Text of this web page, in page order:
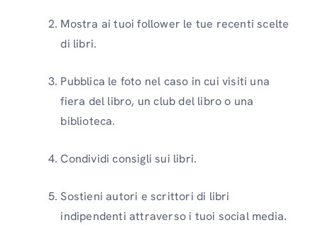
Mostra ai tuoi follower le tue recenti scelte
di libri.
Pubblica le foto nel caso in cui visiti una
fiera del libro, un club del libro o una
biblioteca.
Condividi consigli sui libri.
Sostieni autori e scrittori di libri
indipendenti attraverso i tuoi social media.